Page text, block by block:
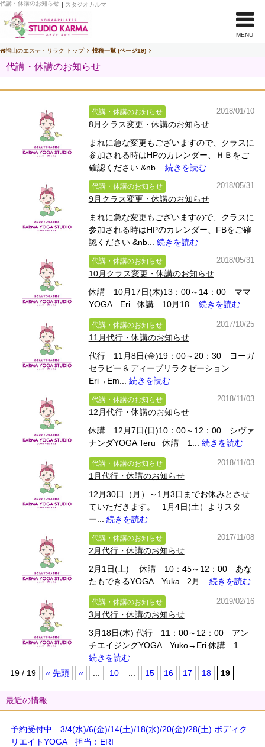
MENU
代講・休講のお知らせ | スタジオカルマ
福山のエステ・リラク トップ 投稿一覧 (ページ19)
代講・休講のお知らせ
代講・休講のお知らせ 2018/01/10
8月クラス変更・休講のお知らせ
まれに急な変更もございますので、クラスに
参加される時はHPのカレンダー、ＨＢをご
確認ください &nb... 続きを読む
代講・休講のお知らせ 2018/05/31
9月クラス変更・休講のお知らせ
まれに急な変更もございますので、クラスに
参加される時はHPのカレンダー、FBをご確
認ください &nb... 続きを読む
代講・休講のお知らせ 2018/05/31
10月クラス変更・休講のお知らせ
休講 10月17日(木)13：00～14：00 ママ
YOGA Eri 休講 10月18... 続きを読む
代講・休講のお知らせ 2017/10/25
11月代行・休講のお知らせ
代行 11月8日(金)19：00～20：30 ヨーガ
セラピー＆ディープリラクゼーション
Eri→Em... 続きを読む
代講・休講のお知らせ 2018/11/03
12月代行・休講のお知らせ
休講 12月7日(日)10：00～12：00 シヴァ
ナンダYOGA Teru 休講 1... 続きを読む
代講・休講のお知らせ 2018/11/03
1月代行・休講のお知らせ
12月30日（月）～1月3日までお休みとさせ
ていただきます。 1月4日(土）よりスタ
ー... 続きを読む
代講・休講のお知らせ 2017/11/08
2月代行・休講のお知らせ
2月1日(土) 休講 10：45～12：00 あな
たもできるYOGA Yuka 2月... 続きを読む
代講・休講のお知らせ 2019/02/16
3月代行・休講のお知らせ
3月18日(木) 代行 11：00～12：00 アン
チエイジングYOGA Yuko→Eri 休講 1...
続きを読む
19 / 19
« 先頭 « 10 15 16 17 18 19
最近の情報
予約受付中 3/4(水)/6(金)/14(土)/18(水)/20(金)/28(土) ボディク
リエイトYOGA 担当：ERI